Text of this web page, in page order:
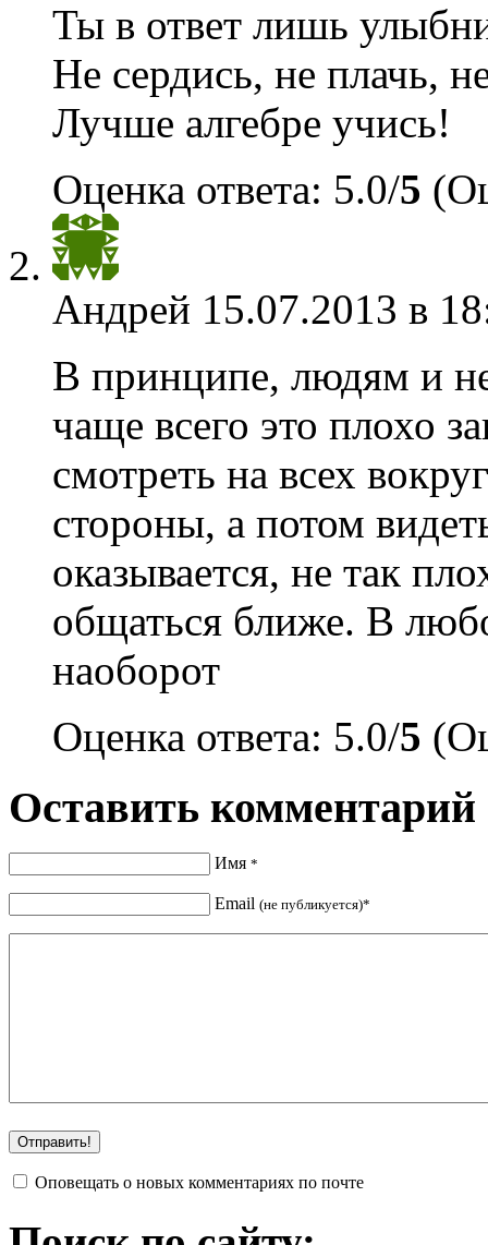
Ты в ответ лишь
Не сердись, не плачь,
Лучше алгебре учись!
Оценка ответа: 5.0/5
Андрей 15.07.2013 в
В принципе, людям и
чаще всего это плохо
смотреть на всех
стороны, а потом
оказывается, не так
общаться ближе. В
наоборот
Оценка ответа: 5.0/5
Оставить комментарий
Имя *
Email (не публикуется)*
Оповещать о новых комментариях по почте